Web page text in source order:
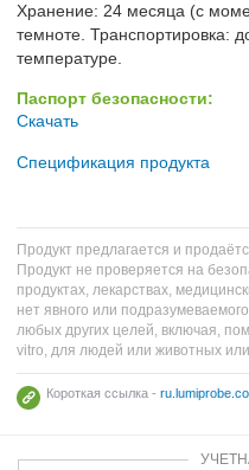
Хранение: 24 месяца (с
темноте. Транспортировка:
температуре.
Паспорт безопасности:
Скачать
Спецификация продукта
Продукт предлагается и
Продукт не проверяется на
продуктах, лекарствах,
нет явного или
любых других целей, включая,
vitro, для людей или животных
Короткая ссылка -